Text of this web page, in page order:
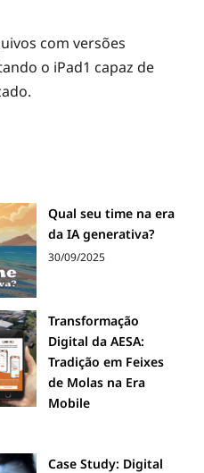
com versões
o iPad1 capaz de
Qual seu time na era
da IA generativa?
30/09/2025
Transformação
Digital da AESA:
Tradição em Feixes
de Molas na Era
Mobile
Case Study: Digital